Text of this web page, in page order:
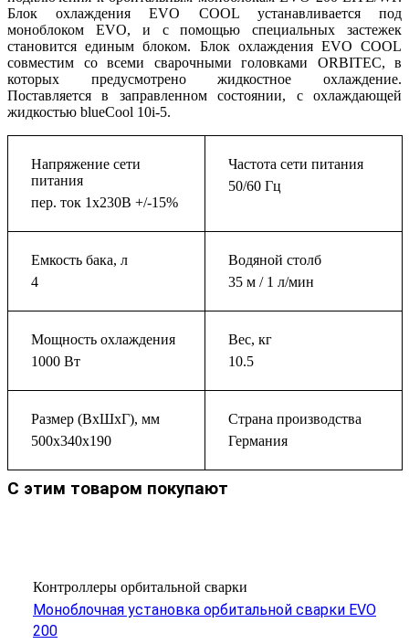
Блок охлаждения EVO COOL устанавливается под
моноблоком EVO, и с помощью специальных застежек
становится единым блоком. Блок охлаждения EVO COOL
совместим со всеми сварочными головками ORBITEC, в
которых предусмотрено жидкостное охлаждение.
Поставляется в заправленном состоянии, c охлаждающей
жидкостью blueCool 10i-5.
Напряжение сети
питания
пер. ток 1х230В +/-15%
Частота сети питания
50/60 Гц
Емкость бака, л
4
Водяной столб
35 м / 1 л/мин
Мощность охлаждения
1000 Вт
Вес, кг
10.5
Размер (ВхШхГ), мм
500х340х190
Страна производства
Германия
С этим товаром покупают
Контроллеры орбитальной сварки
Моноблочная установка орбитальной сварки EVO
200